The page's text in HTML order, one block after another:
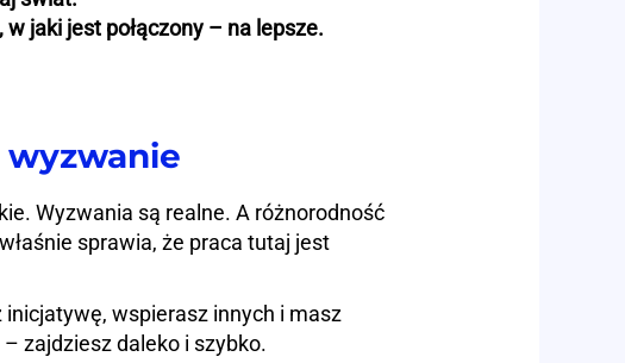
jaki jest połączony – na lepsze.
Wyzwania są realne. A różnorodność
sprawia, że praca tutaj jest
wspierasz innych i masz
zajdziesz daleko i szybko.